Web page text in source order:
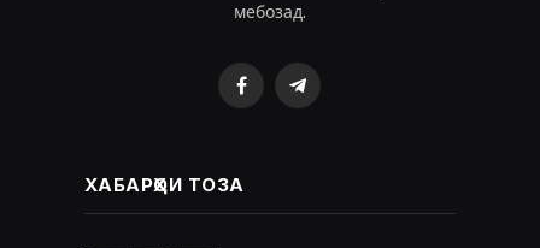
мебозад.
FacebookTelegram
ХАБАРҲОИ ТОЗА